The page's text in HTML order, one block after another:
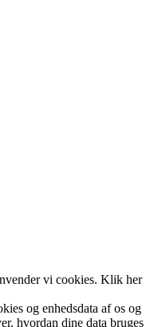
vi cookies. Klik her
og enhedsdata af os og
hvordan dine data bruges